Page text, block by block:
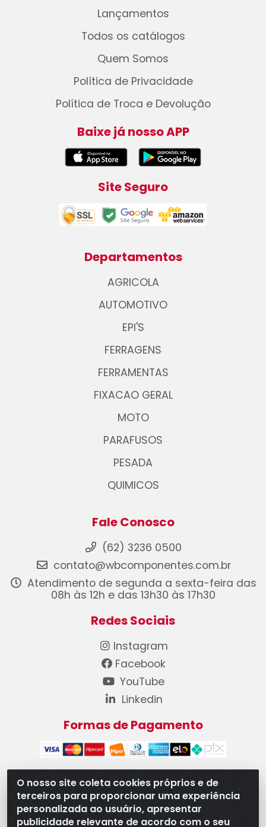
O nosso site coleta cookies próprios e de
terceiros para proporcionar uma experiência
personalizada ao usuário, apresentar
publicidade relevante de acordo com o seu
Lançamentos
Todos os catálogos
Quem Somos
Política de Privacidade
Política de Troca e Devolução
Baixe já nosso APP
Site Seguro
Departamentos
AGRICOLA
AUTOMOTIVO
EPI'S
FERRAGENS
FERRAMENTAS
FIXACAO GERAL
MOTO
PARAFUSOS
PESADA
QUIMICOS
Fale Conosco
(62) 3236 0500
contato@wbcomponentes.com.br
Atendimento de segunda a sexta-feira das
08h às 12h e das 13h30 às 17h30
Redes Sociais
Instagram
Facebook
YouTube
Linkedin
Formas de Pagamento
WB Componentes Automotivos LTDA - CNPJ
08.528.393/0001-12 - Rua do Níquel, 667 - Parque
Oeste Industrial, Goiânia/GO - CEP 74375-660